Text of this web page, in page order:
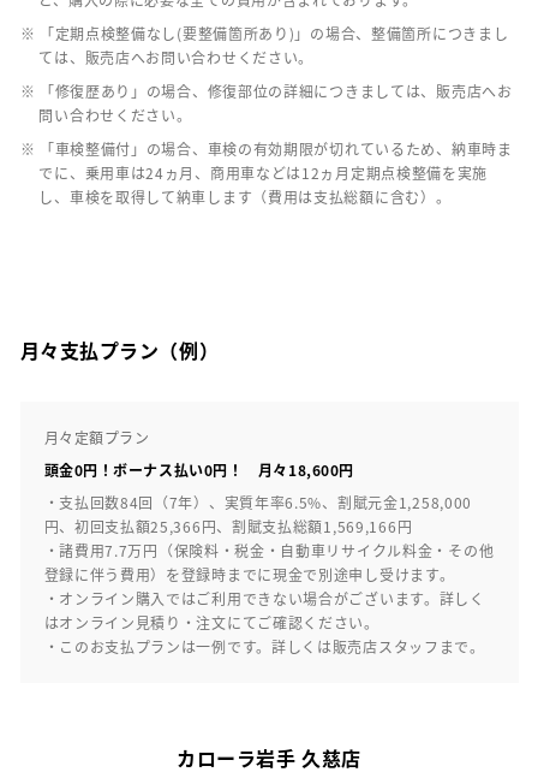
※ 「定期点検整備なし(要整備箇所あり)」の場合、整備箇所につきまし
ては、販売店へお問い合わせください。
※ 「修復歴あり」の場合、修復部位の詳細につきましては、販売店へお
問い合わせください。
※ 「車検整備付」の場合、車検の有効期限が切れているため、納車時ま
でに、乗用車は24ヵ月、商用車などは12ヵ月定期点検整備を実施
し、車検を取得して納車します（費用は支払総額に含む）。
月々支払プラン（例）
月々定額プラン
頭金0円！ボーナス払い0円！ 月々18,600円
・支払回数84回（7年）、実質年率6.5%、割賦元金1,258,000
円、初回支払額25,366円、割賦支払総額1,569,166円
・諸費用7.7万円（保険料・税金・自動車リサイクル料金・その他
登録に伴う費用）を登録時までに現金で別途申し受けます。
・オンライン購入ではご利用できない場合がございます。詳しく
はオンライン見積り・注文にてご確認ください。
・このお支払プランは一例です。詳しくは販売店スタッフまで。
カローラ岩手 久慈店